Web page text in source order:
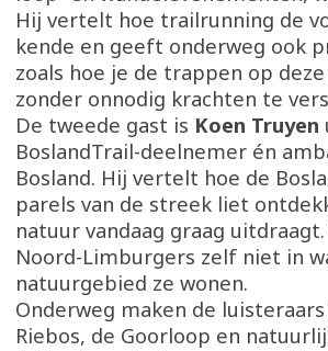
Hij vertelt hoe trailrunning de
kende en geeft onderweg ook
zoals hoe je de trappen op
zonder onnodig krachten te
De tweede gast is Koen Truyen
BoslandTrail-deelnemer én
Bosland. Hij vertelt hoe de
parels van de streek liet
natuur vandaag graag
Noord-Limburgers zelf niet in
natuurgebied ze wonen.
Onderweg maken de
Riebos, de Goorloop en